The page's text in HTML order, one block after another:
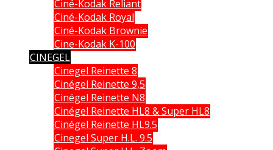
Ciné-Kodak Reliant
Ciné-Kodak Royal
Ciné-Kodak Brownie
Cine-Kodak K-100
CINEGEL
Cinegel Reinette 8
Cinégel Reinette 9,5
Cinégel Reinette N8
Cinégel Reinette HL8 & Super HL8
Cinégel Reinette HL9.5
Cinegel Super H.L. 9.5